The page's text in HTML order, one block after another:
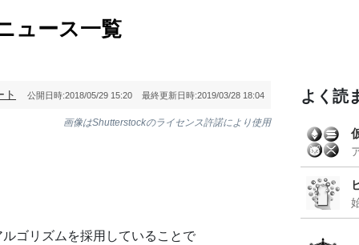
ュース一覧
ト 公開日時:2018/05/29 15:20 最終更新日時:2019/03/28 18:04
画像はShutterstockのライセンス許諾により使用
ゴリズムを採用していることで
よく読